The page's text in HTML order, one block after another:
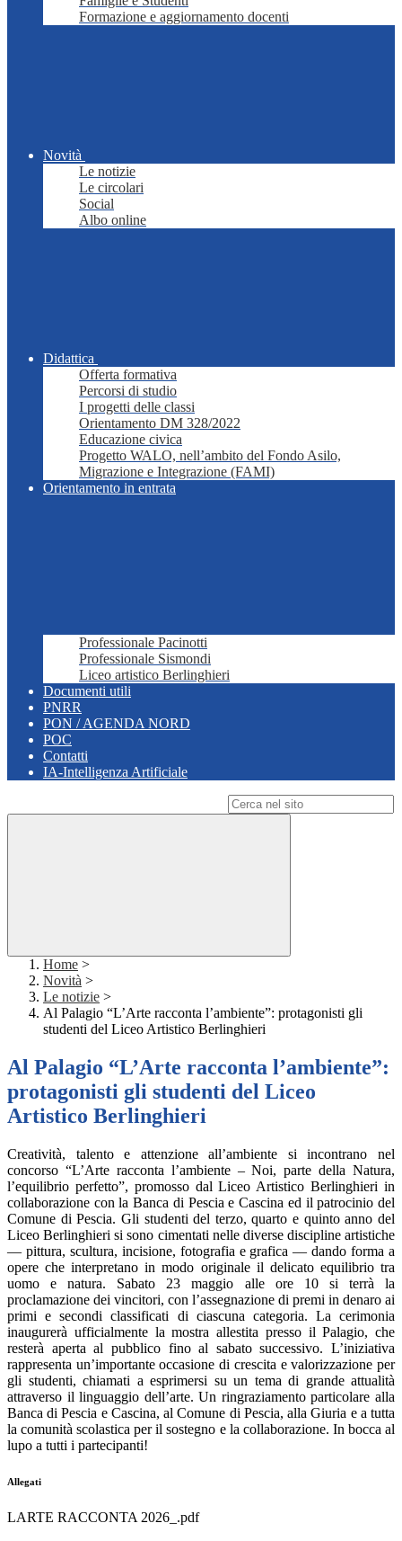
Formazione e aggiornamento docenti
Novità
Le notizie
Le circolari
Social
Albo online
Didattica
Offerta formativa
Percorsi di studio
I progetti delle classi
Orientamento DM 328/2022
Educazione civica
Progetto WALO, nell’ambito del Fondo Asilo,
Migrazione e Integrazione (FAMI)
Orientamento in entrata
Professionale Pacinotti
Professionale Sismondi
Liceo artistico Berlinghieri
Documenti utili
PNRR
PON / AGENDA NORD
POC
Contatti
IA-Intelligenza Artificiale
Home >
Novità >
Le notizie >
Al Palagio “L’Arte racconta l’ambiente”: protagonisti gli
studenti del Liceo Artistico Berlinghieri
Al Palagio “L’Arte racconta l’ambiente”:
protagonisti gli studenti del Liceo
Artistico Berlinghieri
Creatività, talento e attenzione all’ambiente si incontrano nel
concorso “L’Arte racconta l’ambiente – Noi, parte della Natura,
l’equilibrio perfetto”, promosso dal Liceo Artistico Berlinghieri in
collaborazione con la Banca di Pescia e Cascina ed il patrocinio del
Comune di Pescia. Gli studenti del terzo, quarto e quinto anno del
Liceo Berlinghieri si sono cimentati nelle diverse discipline artistiche
— pittura, scultura, incisione, fotografia e grafica — dando forma a
opere che interpretano in modo originale il delicato equilibrio tra
uomo e natura. Sabato 23 maggio alle ore 10 si terrà la
proclamazione dei vincitori, con l’assegnazione di premi in denaro ai
primi e secondi classificati di ciascuna categoria. La cerimonia
inaugurerà ufficialmente la mostra allestita presso il Palagio, che
resterà aperta al pubblico fino al sabato successivo. L’iniziativa
rappresenta un’importante occasione di crescita e valorizzazione per
gli studenti, chiamati a esprimersi su un tema di grande attualità
attraverso il linguaggio dell’arte. Un ringraziamento particolare alla
Banca di Pescia e Cascina, al Comune di Pescia, alla Giuria e a tutta
la comunità scolastica per il sostegno e la collaborazione. In bocca al
lupo a tutti i partecipanti!
Allegati
LARTE RACCONTA 2026_.pdf